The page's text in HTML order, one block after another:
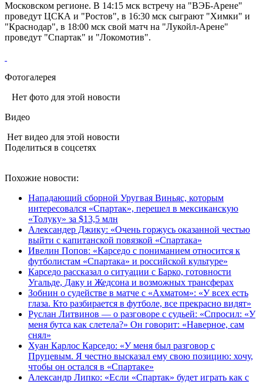
Московском регионе. В 14:15 мск встречу на "ВЭБ-Арене"
проведут ЦСКА и "Ростов", в 16:30 мск сыграют "Химки" и
"Краснодар", в 18:00 мск свой матч на "Лукойл-Арене"
проведут "Спартак" и "Локомотив".
Фотогалерея
Нет фото для этой новости
Видео
Нет видео для этой новости
Поделиться в соцсетях
Похожие новости:
Нападающий сборной Уругвая Виньяс, которым
интересовался «Спартак», перешел в мексиканскую
«Толуку» за $13,5 млн
Александер Джику: «Очень горжусь оказанной честью
выйти с капитанской повязкой «Спартака»
Ивелин Попов: «Карседо с пониманием относится к
футболистам «Спартака» и российской культуре»
Карседо рассказал о ситуации с Барко, готовности
Угальде, Даку и Жедсона и возможных трансферах
Зобнин о судействе в матче с «Ахматом»: «У всех есть
глаза. Кто разбирается в футболе, все прекрасно видят»
Руслан Литвинов — о разговоре с судьей: «Спросил: «У
меня бутса как слетела?» Он говорит: «Наверное, сам
снял»
Хуан Карлос Карседо: «У меня был разговор с
Пруцевым. Я честно высказал ему свою позицию: хочу,
чтобы он остался в «Спартаке»
Александр Липко: «Если «Спартак» будет играть как с